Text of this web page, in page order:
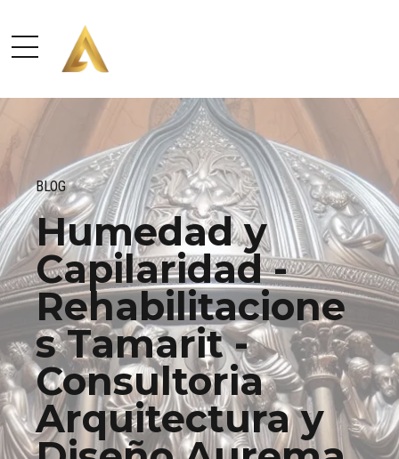
BLOG
Humedad y
Capilaridad -
Rehabilitacione
s Tamarit -
Consultoria
Arquitectura y